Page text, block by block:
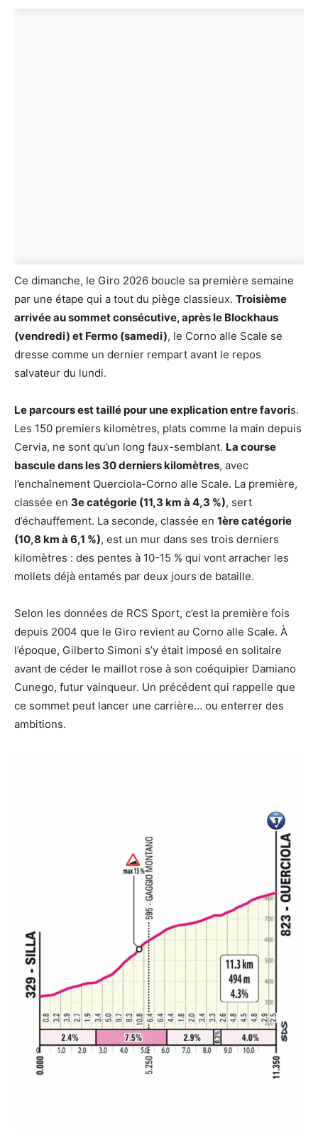
Ce dimanche, le Giro 2026 boucle sa première semaine
par une étape qui a tout du piège classieux. Troisième
arrivée au sommet consécutive, après le Blockhaus
(vendredi) et Fermo (samedi), le Corno alle Scale se
dresse comme un dernier rempart avant le repos
salvateur du lundi.
Le parcours est taillé pour une explication entre favoris.
Les 150 premiers kilomètres, plats comme la main depuis
Cervia, ne sont qu’un long faux-semblant. La course
bascule dans les 30 derniers kilomètres, avec
l’enchaînement Querciola-Corno alle Scale. La première,
classée en 3e catégorie (11,3 km à 4,3 %), sert
d’échauffement. La seconde, classée en 1ère catégorie
(10,8 km à 6,1 %), est un mur dans ses trois derniers
kilomètres : des pentes à 10-15 % qui vont arracher les
mollets déjà entamés par deux jours de bataille.
Selon les données de RCS Sport, c’est la première fois
depuis 2004 que le Giro revient au Corno alle Scale. À
l’époque, Gilberto Simoni s’y était imposé en solitaire
avant de céder le maillot rose à son coéquipier Damiano
Cunego, futur vainqueur. Un précédent qui rappelle que
ce sommet peut lancer une carrière… ou enterrer des
ambitions.